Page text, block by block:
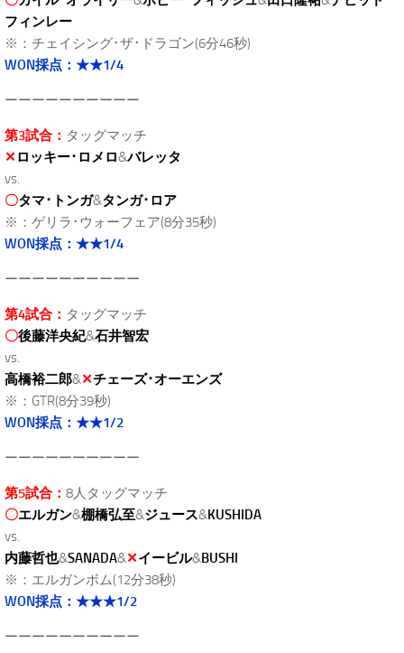
フィンレー
※：チェイシング･ザ･ドラゴン(6分46秒)
WON採点：★★1/4
ーーーーーーーーーー
第3試合： タッグマッチ
✕ロッキー･ロメロ&バレッタ
vs.
〇タマ･トンガ&タンガ･ロア
※：ゲリラ･ウォーフェア(8分35秒)
WON採点：★★1/4
ーーーーーーーーーー
第4試合： タッグマッチ
〇後藤洋央紀&石井智宏
vs.
高橋裕二郎&✕チェーズ･オーエンズ
※：GTR(8分39秒)
WON採点：★★1/2
ーーーーーーーーーー
第5試合： 8人タッグマッチ
〇エルガン&棚橋弘至&ジュース&KUSHIDA
vs.
内藤哲也&SANADA&✕イービル&BUSHI
※：エルガンボム(12分38秒)
WON採点：★★★1/2
ーーーーーーーーーー